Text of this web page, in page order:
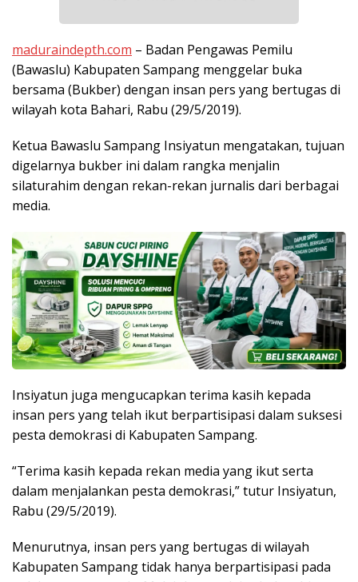
maduraindepth.com – Badan Pengawas Pemilu
(Bawaslu) Kabupaten Sampang menggelar buka
bersama (Bukber) dengan insan pers yang bertugas di
wilayah kota Bahari, Rabu (29/5/2019).
Ketua Bawaslu Sampang Insiyatun mengatakan, tujuan
digelarnya bukber ini dalam rangka menjalin
silaturahim dengan rekan-rekan jurnalis dari berbagai
media.
Insiyatun juga mengucapkan terima kasih kepada
insan pers yang telah ikut berpartisipasi dalam suksesi
pesta demokrasi di Kabupaten Sampang.
“Terima kasih kepada rekan media yang ikut serta
dalam menjalankan pesta demokrasi,” tutur Insiyatun,
Rabu (29/5/2019).
Menurutnya, insan pers yang bertugas di wilayah
Kabupaten Sampang tidak hanya berpartisipasi pada